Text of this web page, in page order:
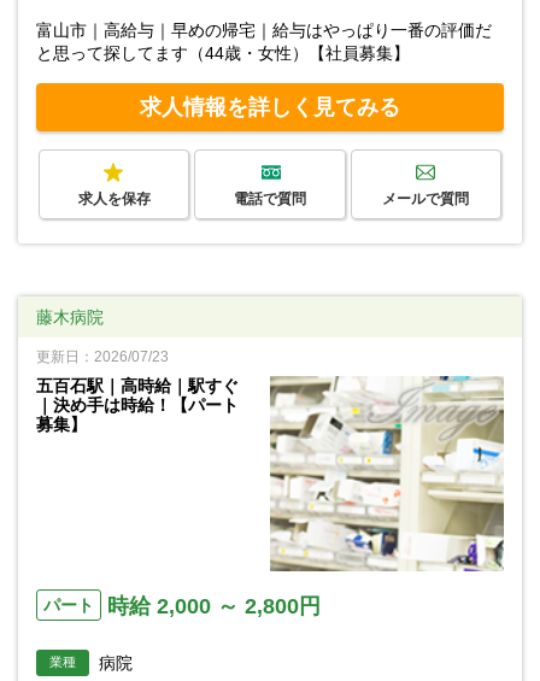
富山市｜高給与｜早めの帰宅｜給与はやっぱり一番の評価だ
と思って探してます（44歳・女性）【社員募集】
求人情報を詳しく見てみる
求人を保存 電話で質問 メールで質問
藤木病院
更新日：2026/07/23
五百石駅｜高時給｜駅すぐ
｜決め手は時給！【パート
募集】
パート 時給 2,000 ～ 2,800円
業種 病院